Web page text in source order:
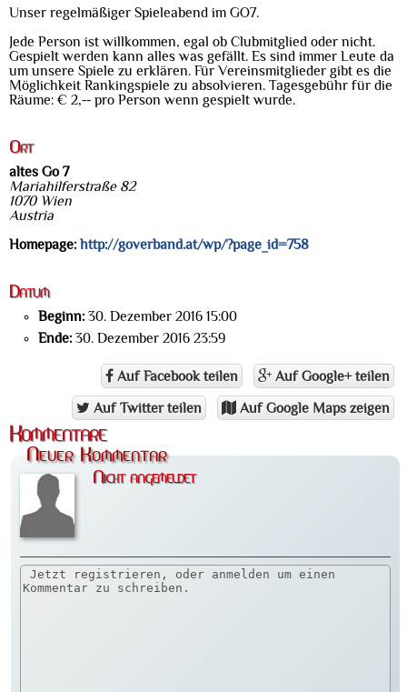
Unser regelmäßiger Spieleabend im GO7.
Jede Person ist willkommen, egal ob Clubmitglied oder nicht.
Gespielt werden kann alles was gefällt. Es sind immer Leute da
um unsere Spiele zu erklären. Für Vereinsmitglieder gibt es die
Möglichkeit Rankingspiele zu absolvieren. Tagesgebühr für die
Räume: € 2,-- pro Person wenn gespielt wurde.
Ort
altes Go 7
Mariahilferstraße 82
1070 Wien
Austria
Homepage: http://goverband.at/wp/?page_id=758
Datum
Beginn: 30. Dezember 2016 15:00
Ende: 30. Dezember 2016 23:59
Auf Facebook teilen Auf Google+ teilen
Auf Twitter teilen Auf Google Maps zeigen
Kommentare
Neuer Kommentar
Nicht angemeldet